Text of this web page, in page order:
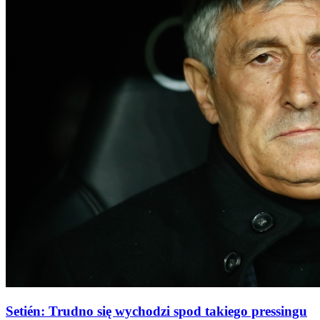
Setién: Trudno się wychodzi spod takiego pressingu